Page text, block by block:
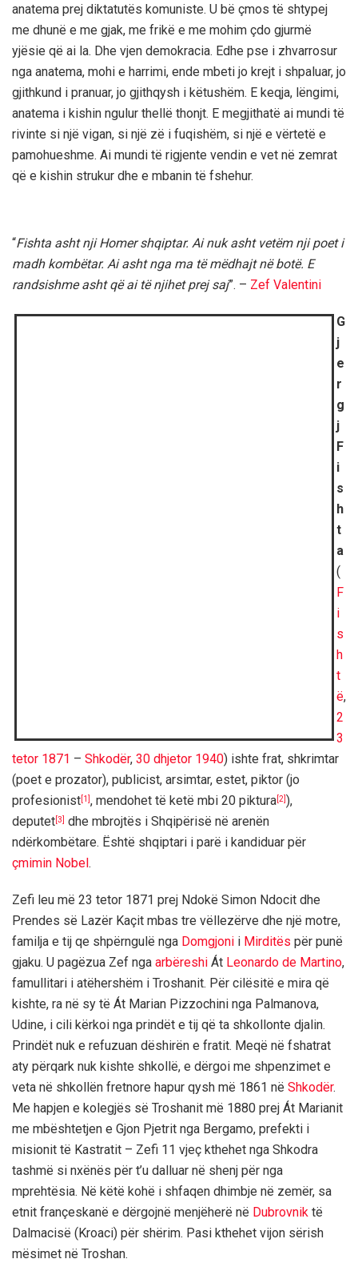
anatema prej diktatutës komuniste. U bë çmos të shtypej
me dhunë e me gjak, me frikë e me mohim çdo gjurmë
yjësie që ai la. Dhe vjen demokracia. Edhe pse i zhvarrosur
nga anatema, mohi e harrimi, ende mbeti jo krejt i shpaluar, jo
gjithkund i pranuar, jo gjithqysh i këtushëm. E keqja, lëngimi,
anatema i kishin ngulur thellë thonjt. E megjithatë ai mundi të
rivinte si një vigan, si një zë i fuqishëm, si një e vërtetë e
pamohueshme. Ai mundi të rigjente vendin e vet në zemrat
që e kishin strukur dhe e mbanin të fshehur.
“Fishta asht nji Homer shqiptar. Ai nuk asht vetëm nji poet i
madh kombëtar. Ai asht nga ma të mëdhajt në botë. E
randsishme asht që ai të njihet prej saj”. – Zef Valentini
G
j
e
r
g
j
F
i
s
h
t
a
(
F
i
s
h
t
ë,
2
3
tetor 1871 – Shkodër, 30 dhjetor 1940) ishte frat, shkrimtar
(poet e prozator), publicist, arsimtar, estet, piktor (jo
profesionist [1] , mendohet të ketë mbi 20 piktura [2] ),
deputet [3]
dhe mbrojtës i Shqipërisë në arenën
ndërkombëtare. Është shqiptari i parë i kandiduar për
çmimin Nobel.
Zefi leu më 23 tetor 1871 prej Ndokë Simon Ndocit dhe
Prendes së Lazër Kaçit mbas tre vëllezërve dhe një motre,
familja e tij qe shpërngulë nga Domgjoni i Mirditës për punë
gjaku. U pagëzua Zef nga arbëreshi Át Leonardo de Martino,
famullitari i atëhershëm i Troshanit. Për cilësitë e mira që
kishte, ra në sy të Át Marian Pizzochini nga Palmanova,
Udine, i cili kërkoi nga prindët e tij që ta shkollonte djalin.
Prindët nuk e refuzuan dëshirën e fratit. Meqë në fshatrat
aty përqark nuk kishte shkollë, e dërgoi me shpenzimet e
veta në shkollën fretnore hapur qysh më 1861 në Shkodër.
Me hapjen e kolegjës së Troshanit më 1880 prej Át Marianit
me mbështetjen e Gjon Pjetrit nga Bergamo, prefekti i
misionit të Kastratit – Zefi 11 vjeç kthehet nga Shkodra
tashmë si nxënës për t’u dalluar në shenj për nga
mprehtësia. Në këtë kohë i shfaqen dhimbje në zemër, sa
etnit françeskanë e dërgojnë menjëherë në Dubrovnik të
Dalmacisë (Kroaci) për shërim. Pasi kthehet vijon sërish
mësimet në Troshan.